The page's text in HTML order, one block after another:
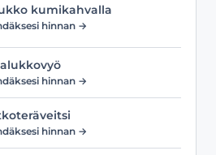
kumikahvalla
hinnan →
hinnan →
hinnan →